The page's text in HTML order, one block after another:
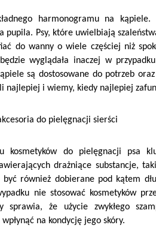
harmonogramu na kąpiele.
pupila. Psy, które uwielbiają
do wanny o wiele częściej niż
wyglądała inaczej w
są dostosowane do potrzeb
najlepiej i wiemy, kiedy najlepiej
do pielęgnacji sierści
kosmetyków do pielęgnacji psa
drażniące substancje,
być również dobierane pod kątem
nie stosować kosmetyków
sprawia, że użycie zwykłego
na kondycję jego skóry.